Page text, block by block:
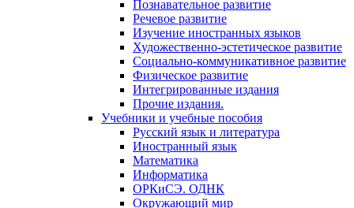
Познавательное развитие
Речевое развитие
Изучение иностранных языков
Художественно-эстетическое развитие
Социально-коммуникативное развитие
Физическое развитие
Интегрированные издания
Прочие издания.
Учебники и учебные пособия
Русский язык и литература
Иностранный язык
Математика
Информатика
ОРКиСЭ. ОДНК
Окружающий мир